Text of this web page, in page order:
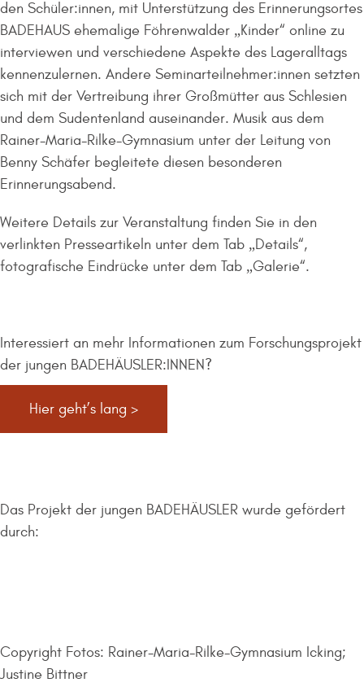
den Schüler:innen, mit Unterstützung des Erinnerungsortes
BADEHAUS ehemalige Föhrenwalder „Kinder“ online zu
interviewen und verschiedene Aspekte des Lageralltags
kennenzulernen. Andere Seminarteilnehmer:innen setzten
sich mit der Vertreibung ihrer Großmütter aus Schlesien
und dem Sudentenland auseinander. Musik aus dem
Rainer-Maria-Rilke-Gymnasium unter der Leitung von
Benny Schäfer begleitete diesen besonderen
Erinnerungsabend.
Weitere Details zur Veranstaltung finden Sie in den
verlinkten Presseartikeln unter dem Tab „Details“,
fotografische Eindrücke unter dem Tab „Galerie“.
Interessiert an mehr Informationen zum Forschungsprojekt
der jungen BADEHÄUSLER:INNEN?
Hier geht’s lang >
Das Projekt der jungen BADEHÄUSLER wurde gefördert
durch:
Copyright Fotos: Rainer-Maria-Rilke-Gymnasium Icking;
Justine Bittner